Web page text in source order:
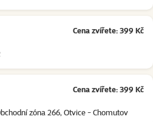
Cena zvířete: 399 Kč
zóna 266, Otvice - Chomutov
Cena zvířete: 399 Kč